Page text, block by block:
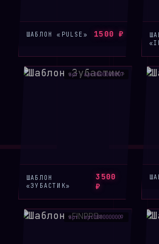
ШАБЛОН «PULSE» 1500 ₽
ШАБЛОН
«ЗУБАСТИК»
3500
₽
арт. арт0000000007
арт. арт0000000009